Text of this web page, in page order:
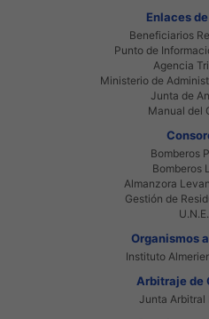
Enlaces
Beneficiarios
Punto de
Agencia
Ministerio de
Junta de
Manual del
Bomberos
Bomberos
Almanzora
Gestión de
Organismos
Instituto
Arbitraje de
Junta Arbitral